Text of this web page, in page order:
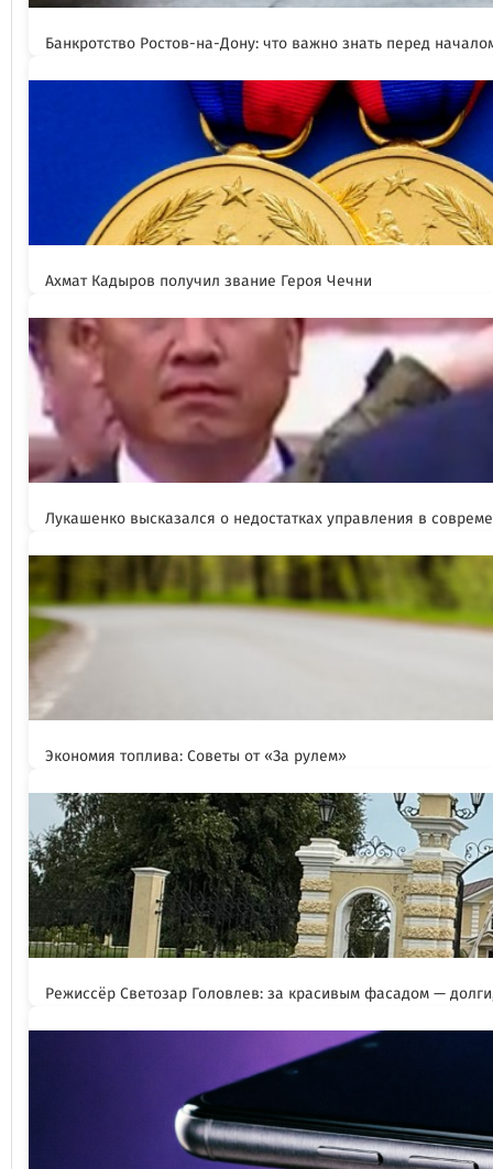
Банкротство Ростов-на-Дону: что важно знать перед
Ахмат Кадыров получил звание Героя Чечни
Лукашенко высказался о недостатках управления в
Экономия топлива: Советы от «За рулем»
Режиссёр Светозар Головлев: за красивым фасадом —